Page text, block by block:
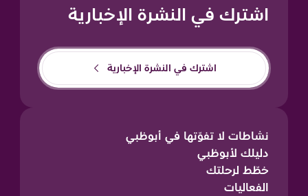
اشترك في النشرة الإخبارية
اشترك في النشرة الإخبارية
نشاطات لا تفوّتها في أبوظبي
دليلك لأبوظبي
خطّط لرحلتك
الفعاليات